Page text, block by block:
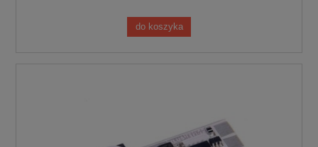
do koszyka